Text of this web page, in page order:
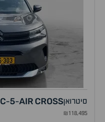
סיטרואן C-5-AIR CROSS
₪118,495